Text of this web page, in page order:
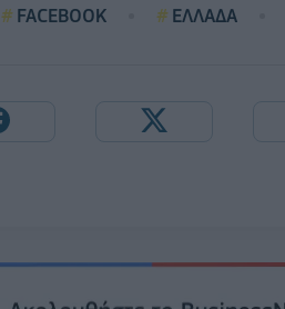
FACEBOOK ΕΛΛΑΔΑ